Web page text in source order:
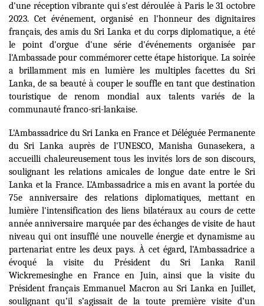
d'une réception vibrante qui s'est déroulée à Paris le 31 octobre
2023. Cet événement, organisé en l'honneur des dignitaires
français, des amis du Sri Lanka et du corps diplomatique, a été
le point d'orgue d'une série d'événements organisée par
l'Ambassade pour commémorer cette étape historique. La soirée
a brillamment mis en lumière les multiples facettes du Sri
Lanka, de sa beauté à couper le souffle en tant que destination
touristique de renom mondial aux talents variés de la
communauté franco-sri-lankaise.
L'Ambassadrice du Sri Lanka en France et Déléguée Permanente
du Sri Lanka auprès de l'UNESCO, Manisha Gunasekera, a
accueilli chaleureusement tous les invités lors de son discours,
soulignant les relations amicales de longue date entre le Sri
Lanka et la France. L’Ambassadrice a mis en avant la portée du
75e anniversaire des relations diplomatiques, mettant en
lumière l'intensification des liens bilatéraux au cours de cette
année anniversaire marquée par des échanges de visite de haut
niveau qui ont insufflé une nouvelle énergie et dynamisme au
partenariat entre les deux pays. À cet égard, l’Ambassadrice a
évoqué la visite du Président du Sri Lanka Ranil
Wickremesinghe en France en Juin, ainsi que la visite du
Président français Emmanuel Macron au Sri Lanka en Juillet,
soulignant qu’il s’agissait de la toute première visite d’un